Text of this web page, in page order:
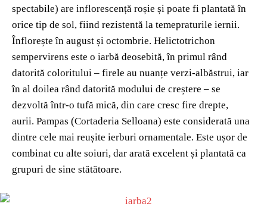
spectabile) are inflorescență roșie și poate fi plantată în
orice tip de sol, fiind rezistentă la temepraturile iernii.
Înflorește în august și octombrie. Helictotrichon
sempervirens este o iarbă deosebită, în primul rând
datorită coloritului – firele au nuanțe verzi-albăstrui, iar
în al doilea rând datorită modului de creștere – se
dezvoltă într-o tufă mică, din care cresc fire drepte,
aurii. Pampas (Cortaderia Selloana) este considerată una
dintre cele mai reușite ierburi ornamentale. Este ușor de
combinat cu alte soiuri, dar arată excelent și plantată ca
grupuri de sine stătătoare.